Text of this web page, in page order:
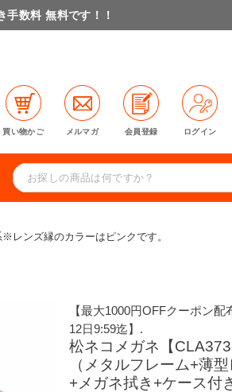
数料 無料です！！
買い物かご メルマガ 会員登録 ログイン
レンズ縁のカラーはピンクです。
【最大1000円OFFクーポン配
12日9:59迄】.
松ネコメガネ【
（メタルフレーム+薄
+メガネ拭き+ケース付